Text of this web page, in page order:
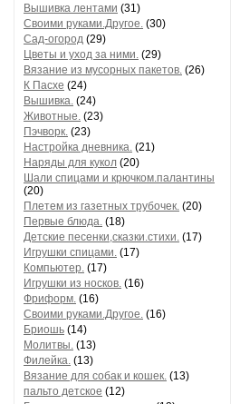
Вышивка лентами (31)
Своими руками.Другое. (30)
Сад-огород (29)
Цветы и уход за ними. (29)
Вязание из мусорных пакетов. (26)
К Пасхе (24)
Вышивка. (24)
Животные. (23)
Пэчворк. (23)
Настройка дневника. (21)
Наряды для кукол (20)
Шали спицами и крючком.палантины
(20)
Плетем из газетных трубочек. (20)
Первые блюда. (18)
Детские песенки,сказки.стихи. (17)
Игрушки спицами. (17)
Компьютер. (17)
Игрушки из носков. (16)
Фриформ. (16)
Своими руками.Другое. (16)
Бриошь (14)
Молитвы. (13)
Филейка. (13)
Вязание для собак и кошек. (13)
пальто детское (12)